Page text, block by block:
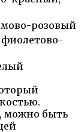
розовый
можно быть